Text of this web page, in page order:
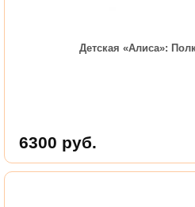
Детская «Алиса»:
6300 руб.